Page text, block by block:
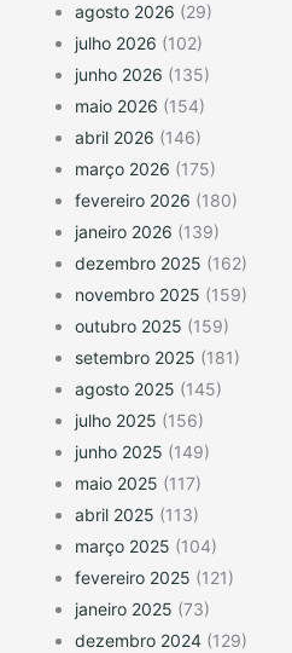
agosto 2026 (29)
julho 2026 (102)
junho 2026 (135)
maio 2026 (154)
abril 2026 (146)
março 2026 (175)
fevereiro 2026 (180)
janeiro 2026 (139)
dezembro 2025 (162)
novembro 2025 (159)
outubro 2025 (159)
setembro 2025 (181)
agosto 2025 (145)
julho 2025 (156)
junho 2025 (149)
maio 2025 (117)
abril 2025 (113)
março 2025 (104)
fevereiro 2025 (121)
janeiro 2025 (73)
dezembro 2024 (129)